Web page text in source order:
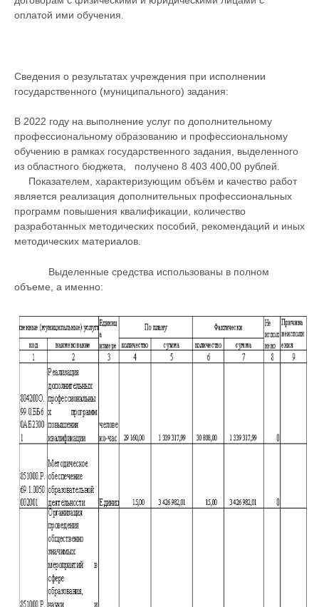
оплатой ими обучения.
Сведения о результатах учреждения при исполнении
государственного (муниципального) задания:
В 2022 году на выполнение услуг по дополнительному
профессиональному образованию и профессиональному
обучению в рамках государственного задания, выделенного
из областного бюджета, получено 8 403 400,00 рублей.
Показателем, характеризующим объём и качество работ
является реализация дополнительных профессиональных
программ повышения квалификации, количество
разработанных методических пособий, рекомендаций и иных
методических материалов.
Выделенные средства использованы в полном
объеме, а именно: